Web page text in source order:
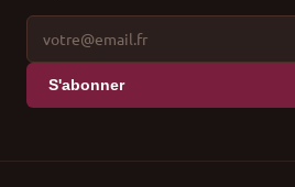
S'abonner